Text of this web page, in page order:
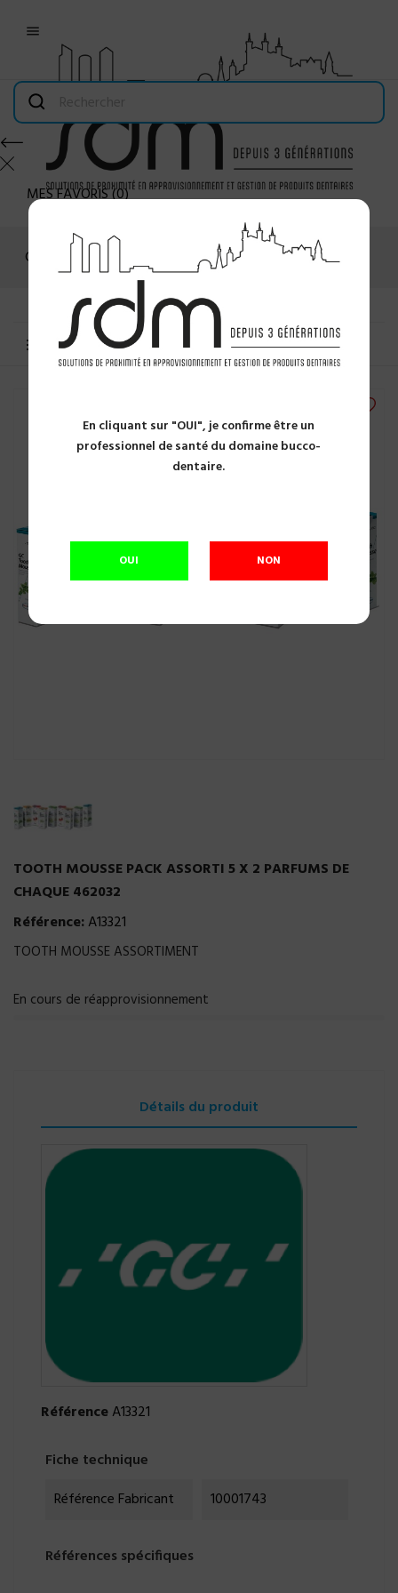
En cliquant sur "OUI", je confirme être un
professionnel de santé du domaine bucco-
dentaire.
OUI NON

MES FAVORIS(0)
Connexion
MENU
TOOTH MOUSSE PACK ASSORTI 5 X 2 PARFUMS DE
CHAQUE 462032
Référence:A13321
TOOTH MOUSSE ASSORTIMENT
En cours de réapprovisionnement
Détails du produit
RéférenceA13321
Fiche technique
Référence Fabricant
10001743
Références spécifiques